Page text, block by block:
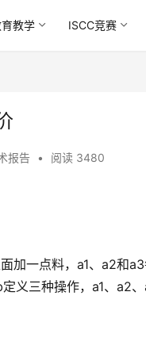
教学 ISCC竞赛
报告 • 阅读 3480
加一点料，a1、a2和
义三种操作，a1、a2、